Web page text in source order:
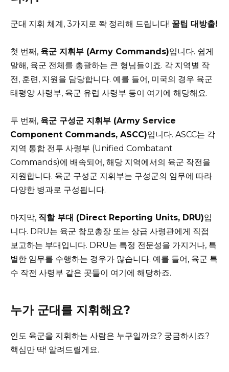
군대 지휘 체계, 3가지로 쫙 정리해 드립니다! 꿀팁 대방출!
첫 번째, 육군 지휘부 (Army Commands)입니다. 쉽게
말해, 육군 전체를 총괄하는 큰 형님들이죠. 각 지역별 작
전, 훈련, 지원을 담당합니다. 예를 들어, 미국의 경우 육군
태평양 사령부, 육군 유럽 사령부 등이 여기에 해당해요.
두 번째, 육군 구성군 지휘부 (Army Service
Component Commands, ASCC)입니다. ASCC는 각
지역 통합 전투 사령부 (Unified Combatant
Commands)에 배속되어, 해당 지역에서의 육군 작전을
지원합니다. 육군 구성군 지휘부는 구성군의 임무에 따라
다양한 병과로 구성됩니다.
마지막, 직할 부대 (Direct Reporting Units, DRU)입
니다. DRU는 육군 참모총장 또는 상급 사령관에게 직접
보고하는 부대입니다. DRU는 특정 전문성을 가지거나, 특
별한 임무를 수행하는 경우가 많습니다. 예를 들어, 육군 특
수 작전 사령부 같은 곳들이 여기에 해당하죠.
누가 군대를 지휘해요?
인도 육군을 지휘하는 사람은 누구일까요? 궁금하시죠?
핵심만 딱! 알려드릴게요.